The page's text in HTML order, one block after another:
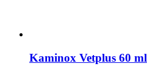
Kaminox Vetplus 60 ml